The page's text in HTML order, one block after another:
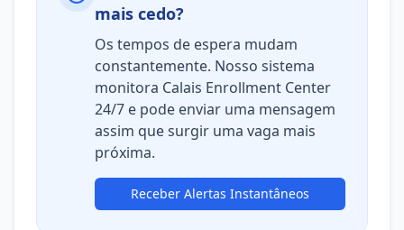
mais cedo?
Os tempos de espera mudam
constantemente. Nosso sistema
monitora Calais Enrollment Center
24/7 e pode enviar uma mensagem
assim que surgir uma vaga mais
próxima.
Receber Alertas Instantâneos